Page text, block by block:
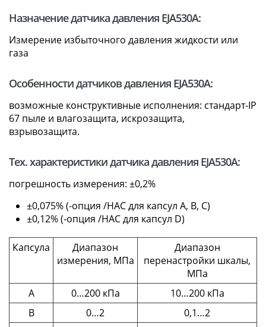
Назначение датчика давления EJA530A:
Измерение избыточного давления жидкости или
газа
Особенности датчиков давления EJA530A:
возможные конструктивные исполнения: стандарт-IP
67 пыле и влагозащита, искрозащита,
взрывозащита.
Тех. характеристики датчика давления EJA530A:
погрешность измерения: ±0,2%
±0,075% (-опция /HAC для капсул A, B, C)
±0,12% (-опция /HAC для капсул D)
Капсула
Диапазон
измерения, МПа
Диапазон
перенастройки шкалы,
МПа
A
0…200 кПа
10…200 кПа
B
0…2
0,1…2